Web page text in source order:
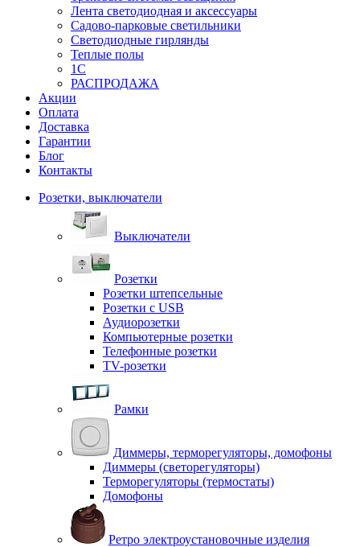
Лента светодиодная и аксессуары
Садово-парковые светильники
Светодиодные гирлянды
Теплые полы
1С
РАСПРОДАЖА
Акции
Оплата
Доставка
Гарантии
Блог
Контакты
Розетки, выключатели
Выключатели
Розетки
Розетки штепсельные
Розетки с USB
Аудиорозетки
Компьютерные розетки
Телефонные розетки
TV-розетки
Рамки
Диммеры, терморегуляторы, домофоны
Диммеры (светорегуляторы)
Терморегуляторы (термостаты)
Домофоны
Ретро электроустановочные изделия